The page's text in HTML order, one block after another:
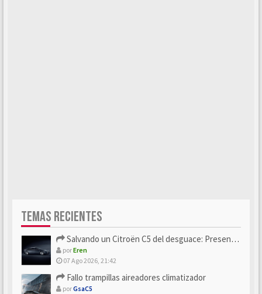
TEMAS RECIENTES
Salvando un Citroën C5 del desguace: Presentación y seguimiento
porEren
07 Ago 2026, 21:42
Fallo trampillas aireadores climatizador
porGsaC5